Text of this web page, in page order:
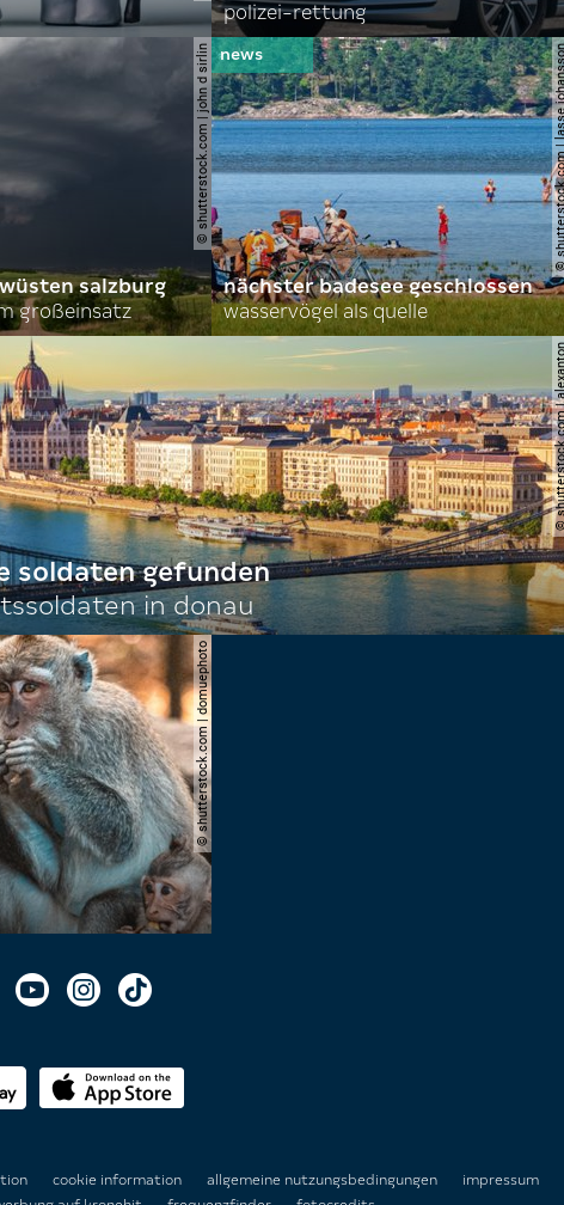
polizei-rettung
© shutterstock.com | john d sirlin
salzburg
großeinsatz
©
nächster badesee geschlossen
wasservögel als quelle
©
soldaten gefunden
in donau
© shutterstock.com | domuephoto
cookie information allgemeine nutzungsbedingungen
impressum